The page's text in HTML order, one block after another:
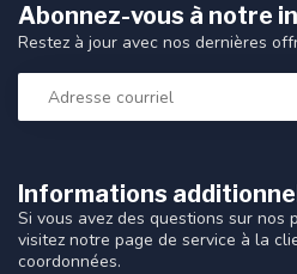
Informations
Si vous avez des questions sur nos
visitez notre page de service à la
coordonnées.
Abonnez-vous à notre
Restez à jour avec nos dernières